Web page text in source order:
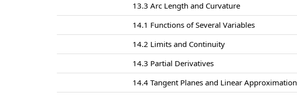
13.3 Arc Length and Curvature
14.1 Functions of Several Variables
14.2 Limits and Continuity
14.3 Partial Derivatives
14.4 Tangent Planes and Linear Approximation